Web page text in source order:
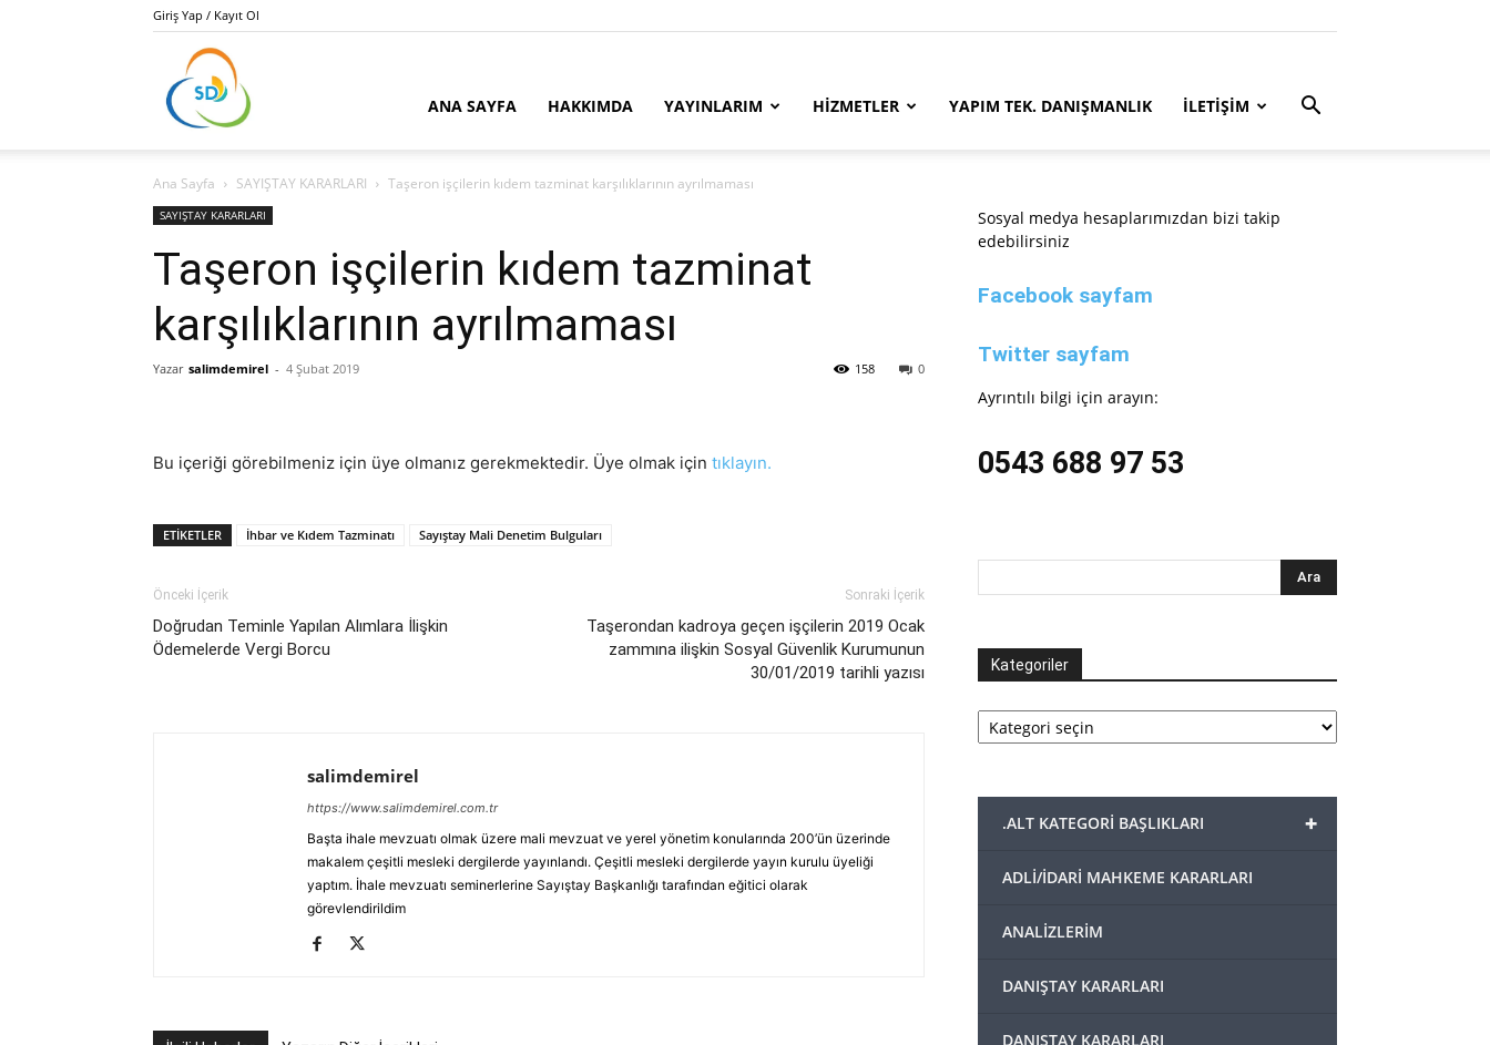
Giriş Yap / Kayıt Ol
İhale
Danışmanı
ANA SAYFA HAKKIMDA YAYINLARIM HİZMETLER YAPIM TEK. DANIŞMANLIK İLETİŞİM
Ana Sayfa SAYIŞTAY KARARLARI Taşeron işçilerin kıdem tazminat karşılıklarının ayrılmaması
SAYIŞTAY KARARLARI
Taşeron işçilerin kıdem tazminat
karşılıklarının ayrılmaması
Yazar salimdemirel - 4 Şubat 2019 0
158
Bu içeriği görebilmeniz için üye olmanız gerekmektedir. Üye olmak için tıklayın.
ETIKETLER İhbar ve Kıdem Tazminatı Sayıştay Mali Denetim Bulguları
Önceki İçerik
Doğrudan Teminle Yapılan Alımlara İlişkin
Ödemelerde Vergi Borcu
Sonraki İçerik
Taşerondan kadroya geçen işçilerin 2019 Ocak
zammına ilişkin Sosyal Güvenlik Kurumunun
30/01/2019 tarihli yazısı
salimdemirel
https://www.salimdemirel.com.tr
Başta ihale mevzuatı olmak üzere mali mevzuat ve yerel yönetim konularında 200’ün üzerinde
makalem çeşitli mesleki dergilerde yayınlandı. Çeşitli mesleki dergilerde yayın kurulu üyeliği
yaptım. İhale mevzuatı seminerlerine Sayıştay Başkanlığı tarafından eğitici olarak
görevlendirildim
Sosyal medya hesaplarımızdan bizi takip
edebilirsiniz
Facebook sayfam
Twitter sayfam
Ayrıntılı bilgi için arayın:
0543 688 97 53
Kategoriler
Kategoriler
+
.ALT KATEGORİ BAŞLIKLARI
ADLİ/İDARİ MAHKEME KARARLARI
ANALİZLERİM
DANIŞTAY KARARLARI
DANIŞTAY KARARLARI